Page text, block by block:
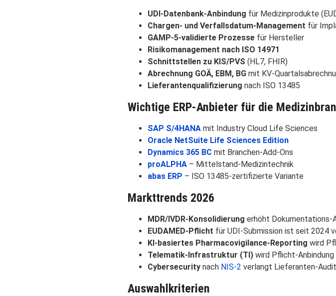
UDI-Datenbank-Anbindung für Medizinprodukte
Chargen- und Verfallsdatum-Management für
GAMP-5-validierte Prozesse für Hersteller
Risikomanagement nach ISO 14971
Schnittstellen zu KIS/PVS (HL7, FHIR)
Abrechnung GOÄ, EBM, BG mit KV-
Lieferantenqualifizierung nach ISO 13485
Wichtige ERP-Anbieter für die
SAP S/4HANA mit Industry Cloud Life Sciences
Oracle NetSuite Life Sciences Edition
Dynamics 365 BC mit Branchen-Add-Ons
proALPHA – Mittelstand-Medizintechnik
abas ERP – ISO 13485-zertifizierte Variante
Markttrends 2026
MDR/IVDR-Konsolidierung erhöht Dokumentations-
EUDAMED-Pflicht für UDI-Submission ist seit 2024
KI-basiertes Pharmacovigilance-Reporting wird
Telematik-Infrastruktur (TI) wird Pflicht-
Cybersecurity nach NIS-2 verlangt Lieferanten-
Auswahlkriterien